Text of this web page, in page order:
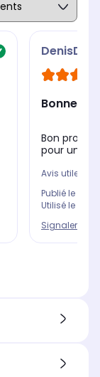
DenisDEM
Bonne
Bon
pour une
Avis utile ?
Publié le
Utilisé le
Signaler un